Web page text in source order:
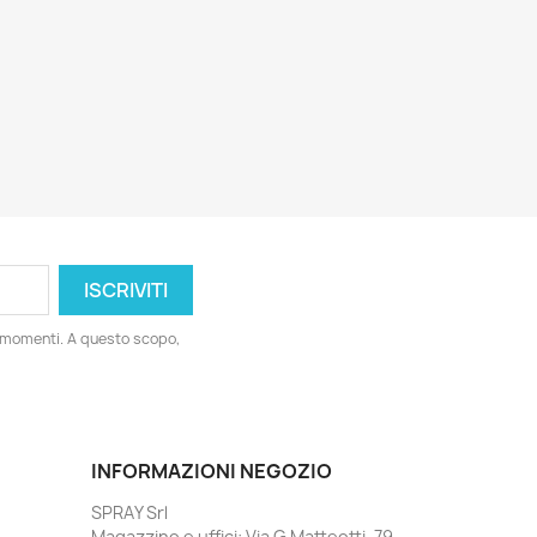
A questo scopo,
INFORMAZIONI NEGOZIO
SPRAY Srl